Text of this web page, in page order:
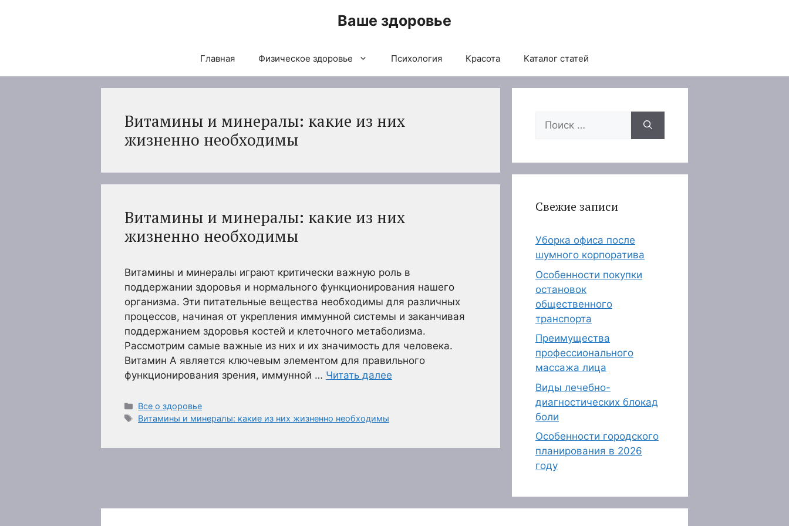
Ваше здоровье
Главная Физическое здоровье Психология Красота Каталог статей
Витамины и минералы: какие из них
жизненно необходимы
Витамины и минералы: какие из них
жизненно необходимы
Витамины и минералы играют критически важную роль в
поддержании здоровья и нормального функционирования нашего
организма. Эти питательные вещества необходимы для различных
процессов, начиная от укрепления иммунной системы и заканчивая
поддержанием здоровья костей и клеточного метаболизма.
Рассмотрим самые важные из них и их значимость для человека.
Витамин A является ключевым элементом для правильного
функционирования зрения, иммунной … Читать далее
Рубрики
Все о здоровье
Метки
Витамины и минералы: какие из них жизненно необходимы
Поиск:
Свежие записи
Уборка офиса после
шумного корпоратива
Особенности покупки
остановок
общественного
транспорта
Преимущества
профессионального
массажа лица
Виды лечебно-
диагностических блокад
боли
Особенности городского
планирования в 2026
году